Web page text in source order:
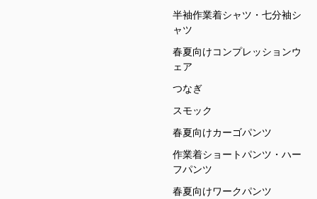
半袖作業着シャツ・七分袖シ
ャツ
春夏向けコンプレッションウ
ェア
つなぎ
スモック
春夏向けカーゴパンツ
作業着ショートパンツ・ハー
フパンツ
春夏向けワークパンツ